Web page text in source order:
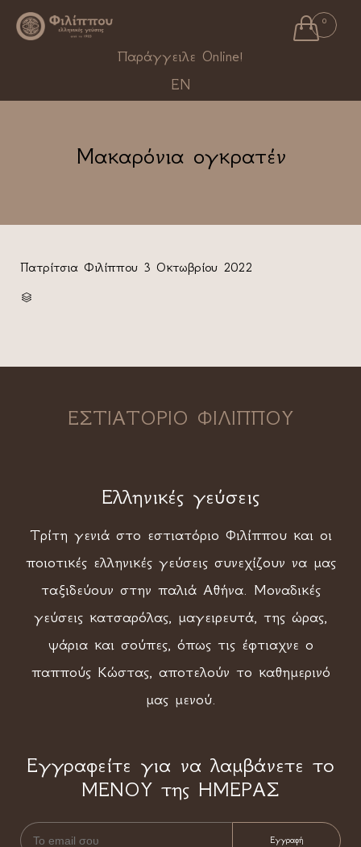
 0
Παράγγειλε Online!
EN
Μακαρόνια ογκρατέν
Πατρίτσια Φιλίππου 3 Οκτωβρίου 2022

ΕΣΤΙΑΤΟΡΙΟ ΦΙΛΙΠΠΟΥ
Ελληνικές γεύσεις
Τρίτη γενιά στο εστιατόριο Φιλίππου και οι
ποιοτικές ελληνικές γεύσεις συνεχίζουν να μας
ταξιδεύουν στην παλιά Αθήνα. Μοναδικές
γεύσεις κατσαρόλας, μαγειρευτά, της ώρας,
ψάρια και σούπες, όπως τις έφτιαχνε ο
παππούς Κώστας, αποτελούν το καθημερινό
μας μενού.
Εγγραφείτε για να λαμβάνετε το
ΜΕΝΟΥ της ΗΜΕΡΑΣ